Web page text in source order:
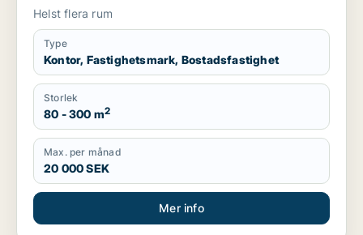
Helst flera rum
Type
Kontor, Fastighetsmark, Bostadsfastighet
Storlek
80 - 300 m2
Max. per månad
20 000 SEK
Mer info